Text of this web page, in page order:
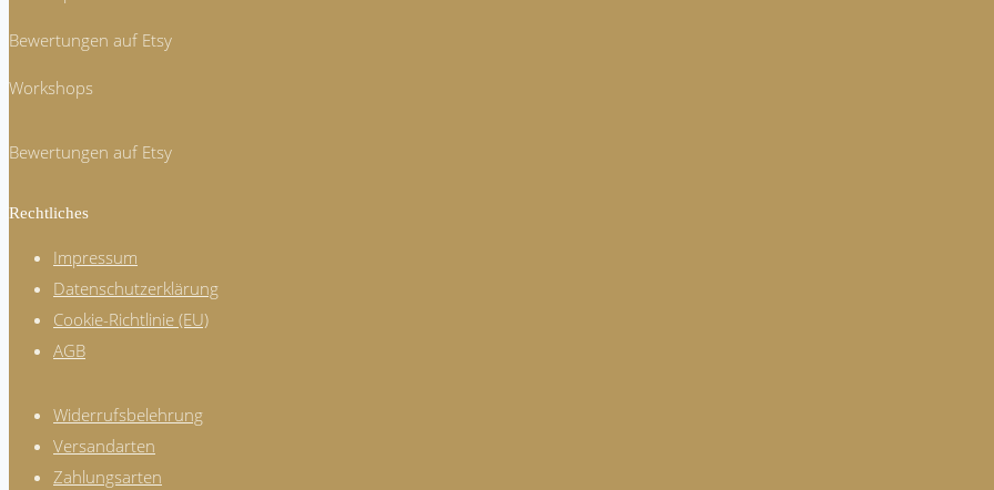
Bewertungen auf Etsy
Workshops
Bewertungen auf Etsy
Rechtliches
Impressum
Datenschutzerklärung
Cookie-Richtlinie (EU)
AGB
Widerrufsbelehrung
Versandarten
Zahlungsarten